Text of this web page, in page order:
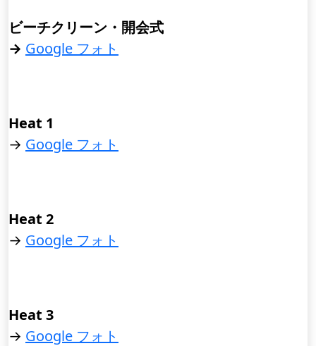
ビーチクリーン・開会式
→ Google フォト
Heat 1
→ Google フォト
Heat 2
→ Google フォト
Heat 3
→ Google フォト